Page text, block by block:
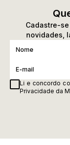
Cadastre-
novidades,
Li e concordo
Privacidade da